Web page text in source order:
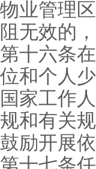
物业管理
阻无效的
第十六条
位和个人
国家工作
规和有关规
鼓励开展